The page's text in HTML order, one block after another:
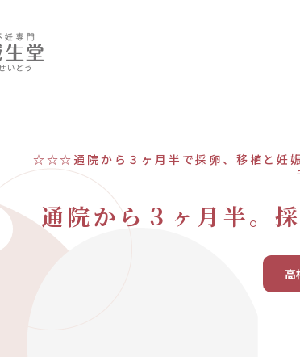
通院から３ヶ月半。
☆☆☆通院から３ヶ月半で採卵、移植と妊
高